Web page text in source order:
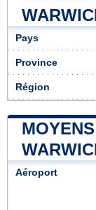
Pays
Province
Région
Aéroport